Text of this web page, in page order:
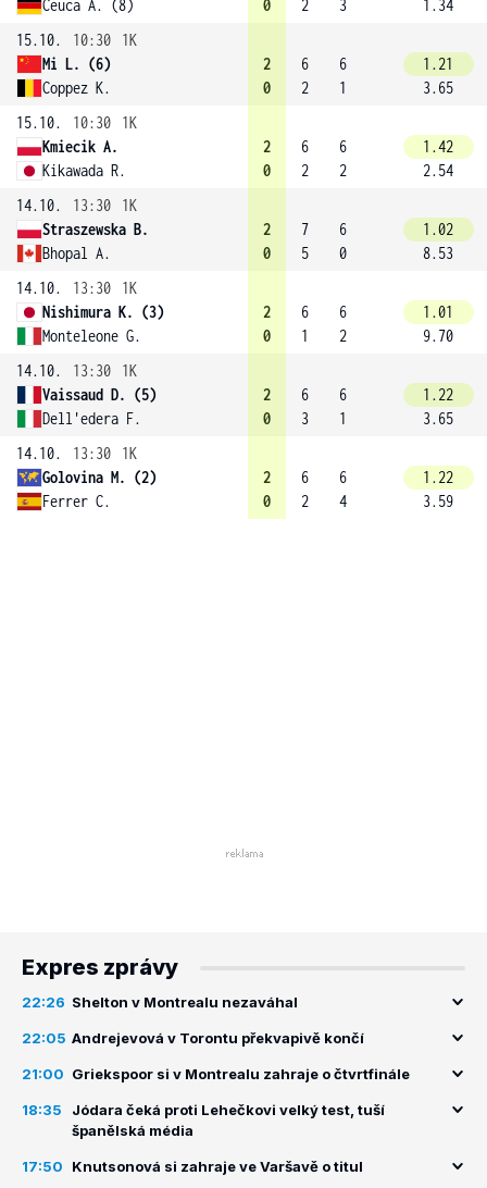
Ceuca A. (8) 0 2 3
1.34
15.10.
10:30
1K
Mi L. (6)
Coppez K.
2
0
6
2
6
1
1.21
3.65
15.10.
10:30
1K
Kmiecik A.
Kikawada R.
2
0
6
2
6
2
1.42
2.54
14.10.
13:30
1K
Straszewska B.
Bhopal A.
2
0
7
5
6
0
1.02
8.53
14.10.
13:30
1K
Nishimura K. (3)
Monteleone G.
2
0
6
1
6
2
1.01
9.70
14.10.
13:30
1K
Vaissaud D. (5)
Dell'edera F.
2
0
6
3
6
1
1.22
3.65
14.10.
13:30
1K
Golovina M. (2)
Ferrer C.
2
0
6
2
6
4
1.22
3.59
Expres zprávy
22:26 Shelton v Montrealu nezaváhal
22:05 Andrejevová v Torontu překvapivě končí
21:00 Griekspoor si v Montrealu zahraje o čtvrtfinále
18:35
Jódara čeká proti Lehečkovi velký test, tuší
španělská média
17:50 Knutsonová si zahraje ve Varšavě o titul